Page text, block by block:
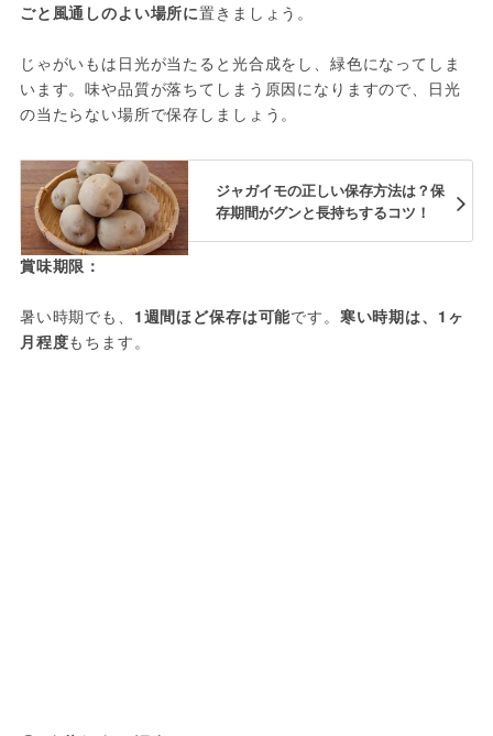
ごと風通しのよい場所に置きましょう。
じゃがいもは日光が当たると光合成をし、緑色になってしま
います。味や品質が落ちてしまう原因になりますので、日光
の当たらない場所で保存しましょう。
ジャガイモの正しい保存方法は？保
存期間がグンと長持ちするコツ！
賞味期限：
暑い時期でも、 1週間ほど保存は可能です。 寒い時期は、1ヶ
月程度もちます。